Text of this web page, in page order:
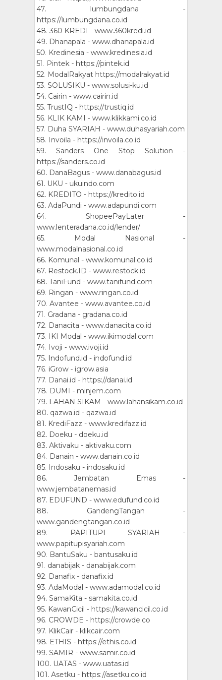
47. lumbungdana -
https://lumbungdana.co.id
48. 360 KREDI - www.360kredi.id
49. Dhanapala - www.dhanapala.id
50. Kredinesia - www.kredinesia.id
51. Pintek - https://pintek.id
52. ModalRakyat https://modalrakyat.id
53. SOLUSIKU - www.solusi-ku.id
54. Cairin - www.cairin.id
55. TrustIQ - https://trustiq.id
56. KLIK KAMI - www.klikkami.co.id
57. Duha SYARIAH - www.duhasyariah.com
58. Invoila - https://invoila.co.id
59. Sanders One Stop Solution -
https://sanders.co.id
60. DanaBagus - www.danabagus.id
61. UKU - ukuindo.com
62. KREDITO - https://kredito.id
63. AdaPundi - www.adapundi.com
64. ShopeePayLater -
www.lenteradana.co.id/lender/
65. Modal Nasional -
www.modalnasional.co.id
66. Komunal - www.komunal.co.id
67. Restock.ID - www.restock.id
68. TaniFund - www.tanifund.com
69. Ringan - www.ringan.co.id
70. Avantee - www.avantee.co.id
71. Gradana - gradana.co.id
72. Danacita - www.danacita.co.id
73. IKI Modal - www.ikimodal.com
74. Ivoji - www.ivoji.id
75. Indofund.id - indofund.id
76. iGrow - igrow.asia
77. Danai.id - https://danai.id
78. DUMI - minjem.com
79. LAHAN SIKAM - www.lahansikam.co.id
80. qazwa.id - qazwa.id
81. KrediFazz - www.kredifazz.id
82. Doeku - doeku.id
83. Aktivaku - aktivaku.com
84. Danain - www.danain.co.id
85. Indosaku - indosaku.id
86. Jembatan Emas -
www.jembatanemas.id
87. EDUFUND - www.edufund.co.id
88. GandengTangan -
www.gandengtangan.co.id
89. PAPITUPI SYARIAH -
www.papitupisyariah.com
90. BantuSaku - bantusaku.id
91. danabijak - danabijak.com
92. Danafix - danafix.id
93. AdaModal - www.adamodal.co.id
94. SamaKita - samakita.co.id
95. KawanCicil - https://kawancicil.co.id
96. CROWDE - https://crowde.co
97. KlikCair - klikcair.com
98. ETHIS - https://ethis.co.id
99. SAMIR - www.samir.co.id
100. UATAS - www.uatas.id
101. Asetku - https://asetku.co.id